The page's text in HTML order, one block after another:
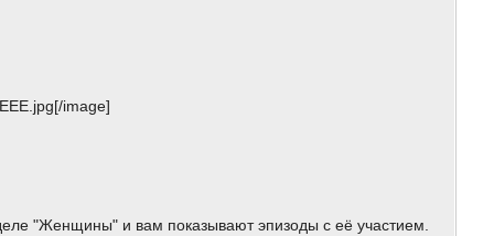
image]
"Женщины" и вам показывают эпизоды с её участием.